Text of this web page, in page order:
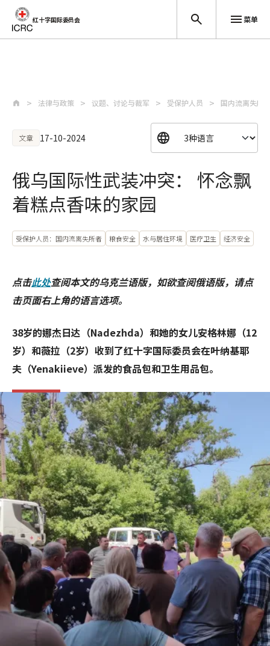
红十字国际委员会 菜单
法律与政策 议题、讨论与裁军 受保护人员 国内流离失所
文章 17-10-2024
俄乌国际性武装冲突： 怀念飘
着糕点香味的家园
受保护人员：国内流离失所者 粮食安全 水与居住环境 医疗卫生 经济安全
点击此处查阅本文的乌克兰语版，如欲查阅俄语版，请点
击页面右上角的语言选项。
38岁的娜杰日达（Nadezhda）和她的女儿安格林娜（12
岁）和薇拉（2岁）收到了红十字国际委员会在叶纳基耶
夫（Yenakiieve）派发的食品包和卫生用品包。